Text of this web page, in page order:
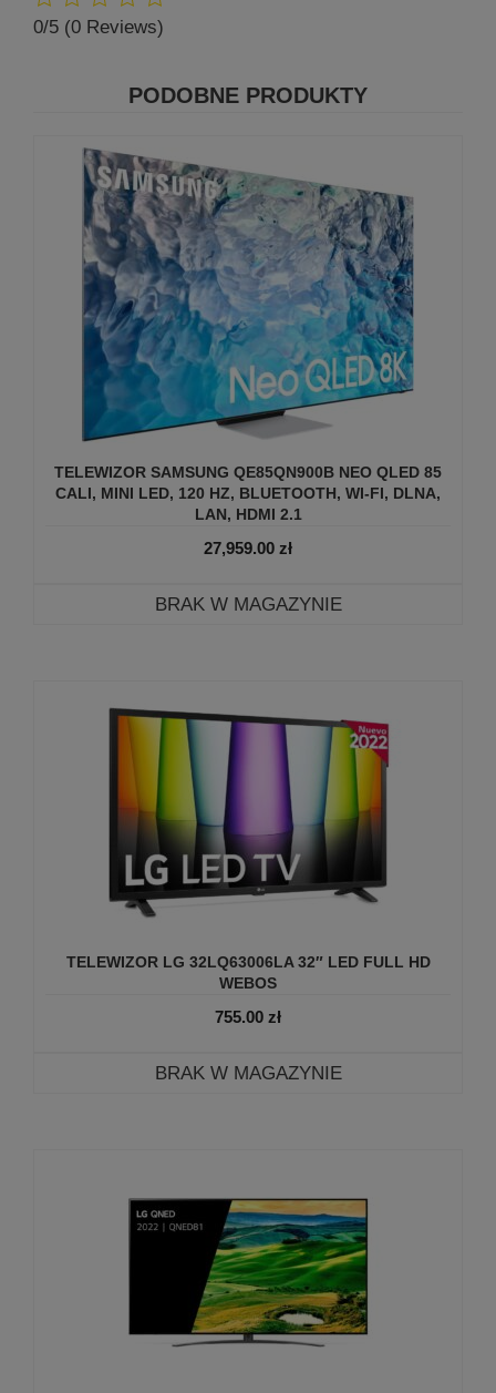
0/5 (0 Reviews)
PODOBNE PRODUKTY
TELEWIZOR SAMSUNG QE85QN900B NEO QLED 85
CALI, MINI LED, 120 HZ, BLUETOOTH, WI-FI, DLNA,
LAN, HDMI 2.1
27,959.00 zł
BRAK W MAGAZYNIE
TELEWIZOR LG 32LQ63006LA 32″ LED FULL HD
WEBOS
755.00 zł
BRAK W MAGAZYNIE